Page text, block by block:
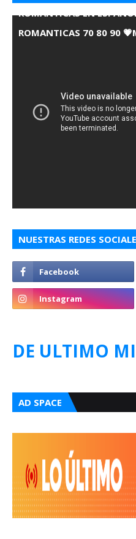
ROMANTICAS EN
ROMANTICAS 70 80 90
NUESTRAS REDES
DE ULTIMO
AD SPACE